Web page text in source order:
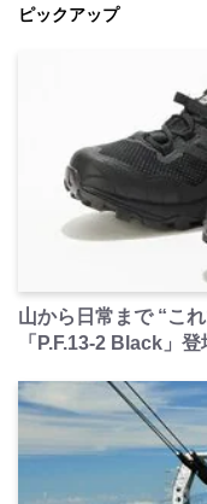
ピックアップ
山から日常まで “こ
「P.F.13-2 Black」登